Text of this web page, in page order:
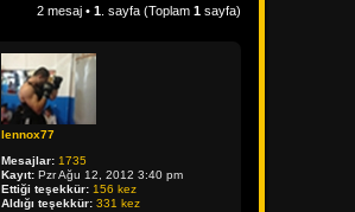
2 mesaj • 1. sayfa (Toplam 1 sayfa)
lennox77
Mesajlar: 1735
Kayıt: Pzr Ağu 12, 2012 3:40 pm
Ettiği teşekkür: 156 kez
Aldığı teşekkür: 331 kez